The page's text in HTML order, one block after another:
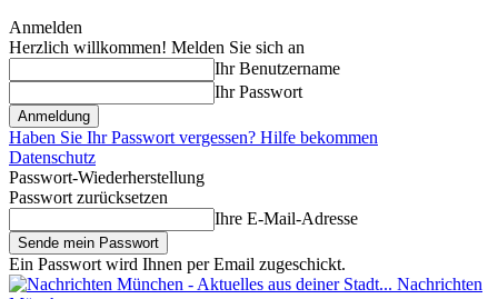
Anmelden
Herzlich willkommen! Melden Sie sich an
Ihr Benutzername
Ihr Passwort
Haben Sie Ihr Passwort vergessen? Hilfe bekommen
Datenschutz
Passwort-Wiederherstellung
Passwort zurücksetzen
Ihre E-Mail-Adresse
Ein Passwort wird Ihnen per Email zugeschickt.
Nachrichten